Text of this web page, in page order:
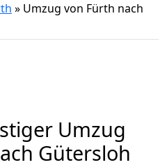
» Umzug von Fürth nach
Umzug
Gütersloh